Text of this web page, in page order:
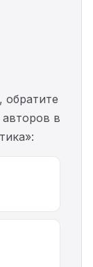
обратите
в